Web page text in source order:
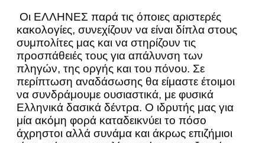
Οι ΕΛΛΗΝΕΣ παρά τις όποιες αριστερές
κακολογίες, συνεχίζουν να είναι δίπλα στους
συμπολίτες μας και να στηρίζουν τις
προσπάθειές τους για απάλυνση των
πληγών, της οργής και του πόνου. Σε
περίπτωση αναδάσωσης θα είμαστε έτοιμοι
να συνδράμουμε ουσιαστικά, με φυσικά
Ελληνικά δασικά δέντρα. Ο ιδρυτής μας για
μία ακόμη φορά καταδεικνύει το πόσο
άχρηστοι αλλά συνάμα και άκρως επιζήμιοι